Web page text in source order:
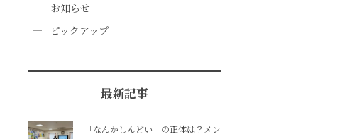
お知らせ
ピックアップ
最新記事
「なんかしんどい」の正体は？メン